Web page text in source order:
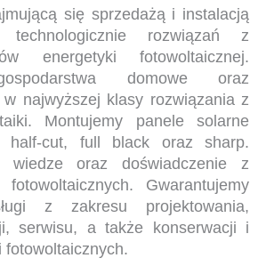
się sprzedażą i instalacją
technologicznie rozwiązań z
energetyki fotowoltaicznej.
domowe oraz
najwyższej klasy rozwiązania z
Montujemy panele solarne
half-cut, full black oraz sharp.
wiedze oraz doświadczenie z
Gwarantujemy
z zakresu projektowania,
serwisu, a także konserwacji i
fotowoltaicznych.